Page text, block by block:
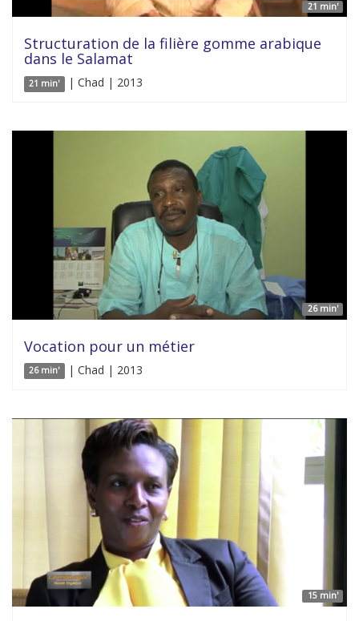
21 min'
Structuration de la filière gomme arabique
dans le Salamat
21 min' | Chad | 2013
26 min'
Vocation pour un métier
26 min' | Chad | 2013
15 min'